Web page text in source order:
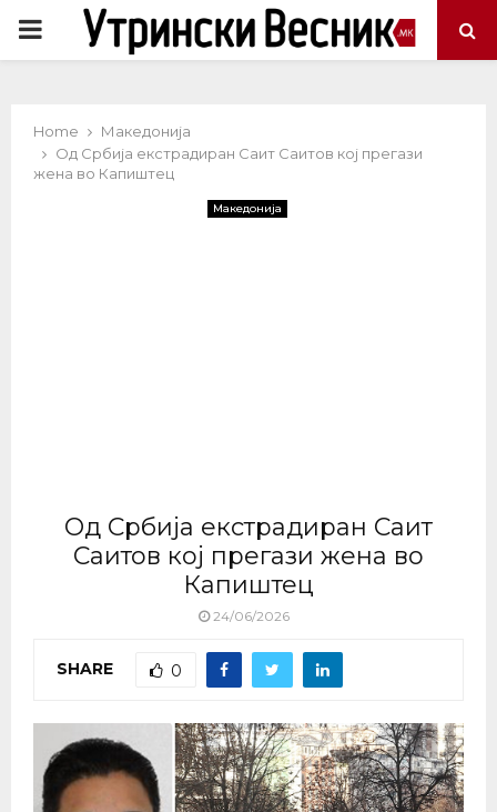
PRIMARY
Home
Македонија
Од Србија екстрадиран Саит Саитов кој прегази
жена во Капиштец
Македонија
Од Србија екстрадиран Саит
Саитов кој прегази жена во
Капиштец
24/06/2026
SHARE 0